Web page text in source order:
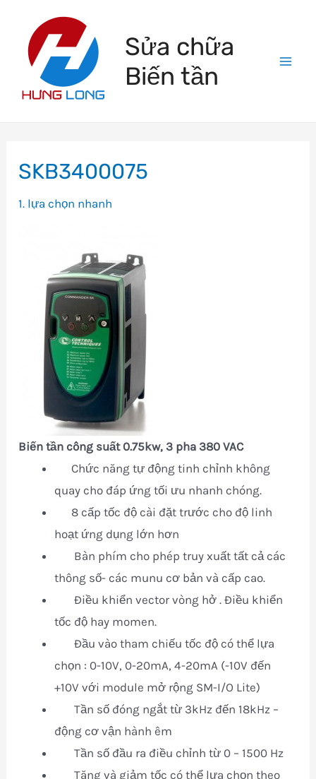
content
Sửa chữa
Biến tần
SKB3400075
1. lựa chọn nhanh
Biến tần công suất 0.75kw, 3 pha 380 VAC
Chức năng tự động tinh chỉnh không
quay cho đáp ứng tối ưu nhanh chóng.
8 cấp tốc độ cài đặt trước cho độ linh
hoạt ứng dụng lớn hơn
Bàn phím cho phép truy xuất tất cả các
thông số- các munu cơ bản và cấp cao.
Điều khiển vector vòng hở . Điều khiển
tốc độ hay momen.
Đầu vào tham chiếu tốc độ có thể lựa
chọn : 0-10V, 0-20mA, 4-20mA (-10V đến
+10V với module mở rộng SM-I/O Lite)
Tần số đóng ngắt từ 3kHz đến 18kHz –
động cơ vận hành êm
Tần số đầu ra điều chỉnh từ 0 – 1500 Hz
Tăng và giảm tốc có thể lựa chọn theo